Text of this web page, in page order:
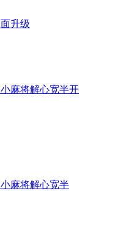
升级
麻将解心宽半开
麻将解心宽半